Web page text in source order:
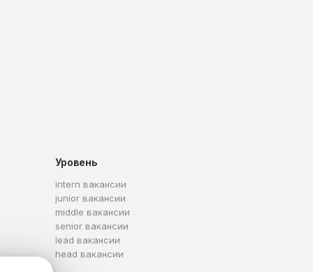
Уровень
intern вакансии
junior вакансии
middle вакансии
senior вакансии
lead вакансии
head вакансии